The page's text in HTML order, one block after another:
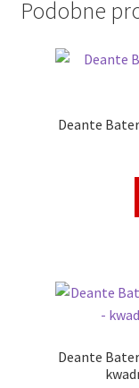
Podobne
Deante
Deante